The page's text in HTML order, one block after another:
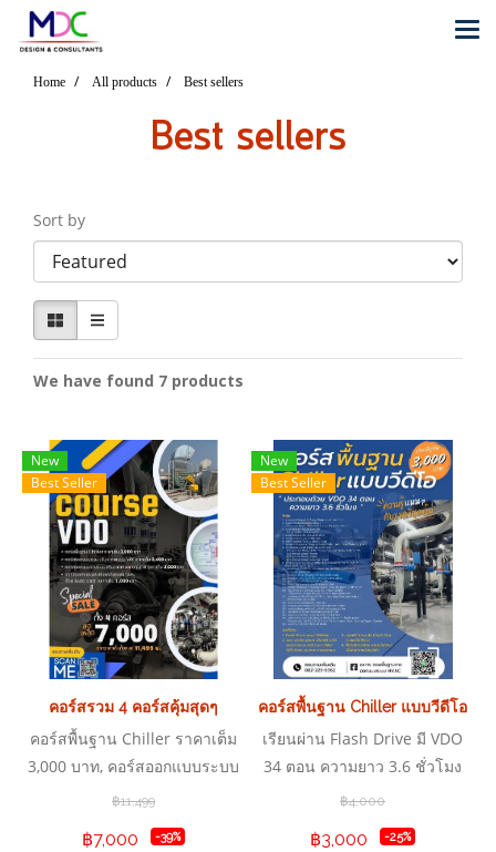
Home All products Best sellers
Best sellers
Sort by
We have found 7 products
New
Best Seller
คอร์สรวม 4 คอร์สคุ้มสุดๆ
คอร์สพื้นฐาน Chiller ราคาเต็ม
3,000 บาท, คอร์สออกแบบระบบ
ปรับอากาศแบบ VRF ราคาเต็ม
฿11,499
฿7,000 -39%
New
Best Seller
คอร์สพื้นฐาน Chiller แบบวีดีโอ
เรียนผ่าน Flash Drive มี VDO
34 ตอน ความยาว 3.6 ชั่วโมง
แบบจุกๆ
฿4,000
฿3,000 -25%